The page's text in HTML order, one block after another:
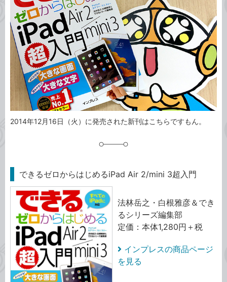
リ
グ
2014年12月16日（火）に発売された新刊はこちらですもん。
できるゼロからはじめるiPad Air 2/mini 3超入門
法林岳之・白根雅彦＆でき
るシリーズ編集部
定価：本体1,280円＋税
インプレスの商品ページ
を見る